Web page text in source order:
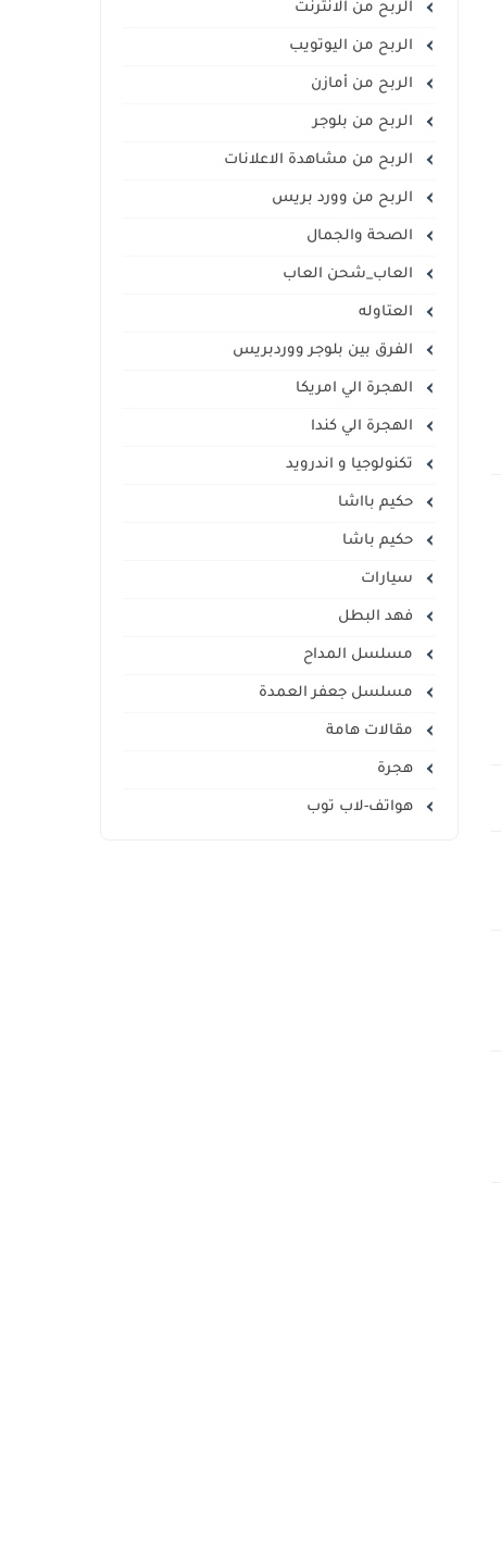
الربح من الانترنت
الربح من اليوتويب
الربح من أمازن
الربح من بلوجر
الربح من مشاهدة الاعلانات
الربح من وورد بريس
الصحة والجمال
العاب_شحن العاب
العتاوله
الفرق بين بلوجر ووردبريس
الهجرة الي امريكا
الهجرة الي كندا
تكنولوجيا و اندرويد
حكيم بااشا
حكيم باشا
سيارات
فهد البطل
مسلسل المداح
مسلسل جعفر العمدة
مقالات هامة
هجرة
هواتف-لاب توب